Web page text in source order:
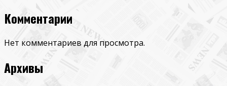
Комментарии
Нет комментариев для просмотра.
Архивы